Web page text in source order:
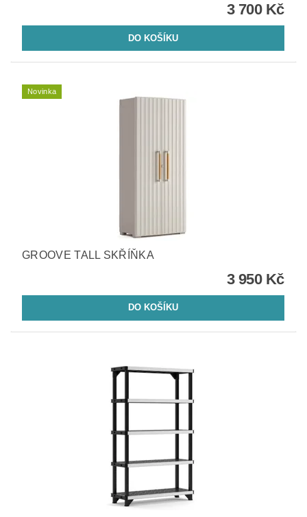
3 700 Kč
Novinka
GROOVE TALL SKŘÍŇKA
3 950 Kč